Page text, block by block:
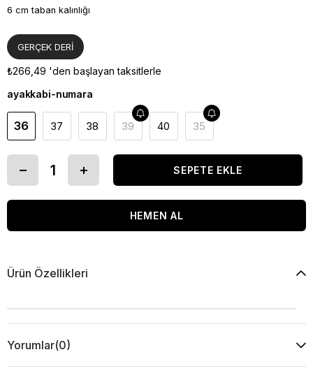
6 cm taban kalınlığı
GERÇEK DERİ
₺266,49 'den başlayan taksitlerle
ayakkabi-numara
36 37 38 39 40 35
Ürün Özellikleri
Yorumlar(0)